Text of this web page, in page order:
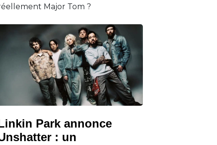
Major Tom ?
Park annonce
: un